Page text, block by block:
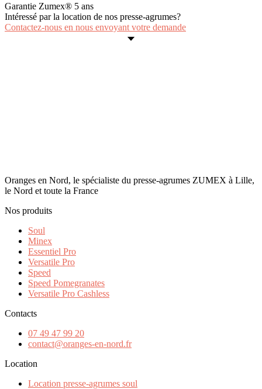
Garantie Zumex® 5 ans
Intéressé par la location de nos presse-agrumes?
Contactez-nous en nous envoyant votre demande
Oranges en Nord, le spécialiste du presse-agrumes ZUMEX à Lille,
le Nord et toute la France
Nos produits
Soul
Minex
Essentiel Pro
Versatile Pro
Speed
Speed Pomegranates
Versatile Pro Cashless
Contacts
07 49 47 99 20
contact@oranges-en-nord.fr
Location
Location presse-agrumes soul